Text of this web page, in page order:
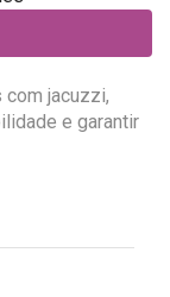
jacuzzi,
e garantir